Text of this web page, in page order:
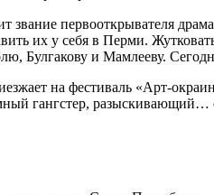
первооткрывателя
их у себя в Перми.
Булгакову и Мамлееву.
на фестиваль «Арт-
гангстер,